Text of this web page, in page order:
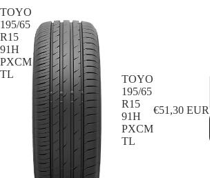
TOYO
195/65
R15
91H
PXCM
TL
TOYO
195/65
R15
91H
PXCM
TL
€51,30 EUR
Política de reembolso
Política de privacidad
Términos del servicio
Política de envío